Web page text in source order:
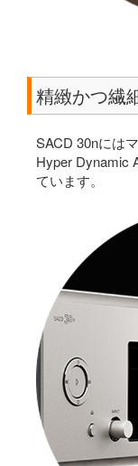
精緻かつ繊
SACD 30nには
Hyper Dynamic
ています。